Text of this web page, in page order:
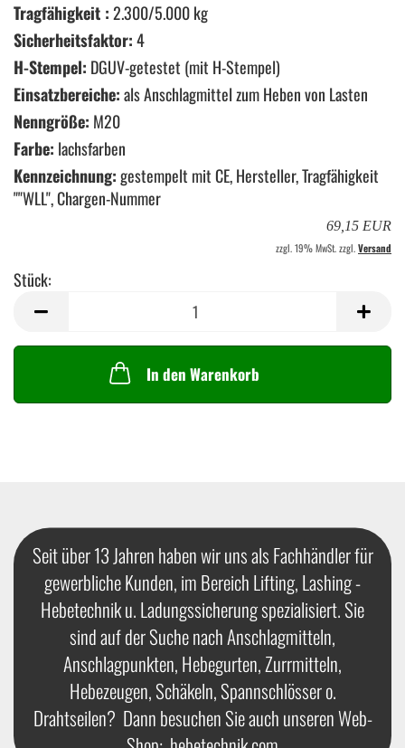
Tragfähigkeit :2.300/5.000 kg
Sicherheitsfaktor:4
H-Stempel: DGUV-getestet (mit H-Stempel)
Einsatzbereiche:als Anschlagmittel zum Heben von Lasten
Nenngröße: M20
Farbe: lachsfarben
Kennzeichnung:gestempelt mit CE, Hersteller, Tragfähigkeit
""WLL", Chargen-Nummer
69,15 EUR
zzgl. 19% MwSt. zzgl.Versand
Stück:
In den Warenkorb
Seit über 13 Jahren haben wir uns als Fachhändler für
gewerbliche Kunden, im Bereich Lifting, Lashing -
Hebetechnik u. Ladungssicherung spezialisiert. Sie
sind auf der Suche nach Anschlagmitteln,
Anschlagpunkten, Hebegurten, Zurrmitteln,
Hebezeugen, Schäkeln, Spannschlösser o.
Drahtseilen? Dann besuchen Sie auch unseren Web-